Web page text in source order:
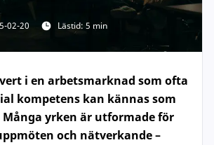
02-20 Lästid: 5 min
i en arbetsmarknad som ofta
kompetens kan kännas som
yrken är utformade för
och nätverkande –